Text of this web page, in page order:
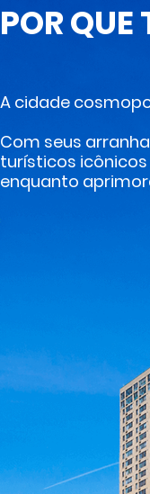
POR QUE
A cidade
Com seus
turísticos
enquanto